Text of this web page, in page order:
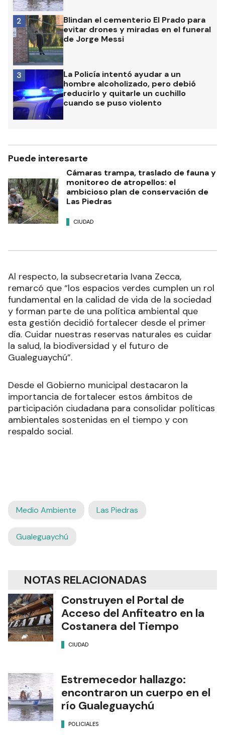
Blindan el cementerio El Prado para
evitar drones y miradas en el funeral
de Jorge Messi
2
La Policía intentó ayudar a un
hombre alcoholizado, pero debió
reducirlo y quitarle un cuchillo
cuando se puso violento
3
Puede interesarte
Cámaras trampa, traslado de fauna y
monitoreo de atropellos: el
ambicioso plan de conservación de
Las Piedras
CIUDAD
Al respecto, la subsecretaria Ivana Zecca,
remarcó que “los espacios verdes cumplen un rol
fundamental en la calidad de vida de la sociedad
y forman parte de una política ambiental que
esta gestión decidió fortalecer desde el primer
día. Cuidar nuestras reservas naturales es cuidar
la salud, la biodiversidad y el futuro de
Gualeguaychú”.
Desde el Gobierno municipal destacaron la
importancia de fortalecer estos ámbitos de
participación ciudadana para consolidar políticas
ambientales sostenidas en el tiempo y con
respaldo social.
Medio Ambiente Las Piedras
Gualeguaychú
NOTAS RELACIONADAS
Construyen el Portal de
Acceso del Anfiteatro en la
Costanera del Tiempo
CIUDAD
Estremecedor hallazgo:
encontraron un cuerpo en el
río Gualeguaychú
POLICIALES